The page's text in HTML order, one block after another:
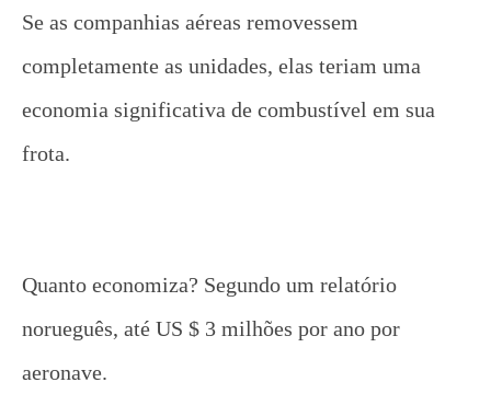
Se as companhias aéreas removessem
completamente as unidades, elas teriam uma
economia significativa de combustível em sua
frota.
Quanto economiza? Segundo um relatório
norueguês, até US $ 3 milhões por ano por
aeronave.